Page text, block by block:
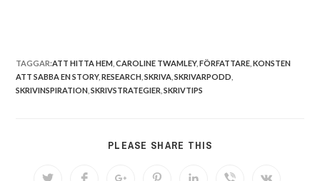
TAGGAR:ATT HITTA HEM ,CAROLINE TWAMLEY,FÖRFATTARE ,KONSTEN
ATT SABBA EN STORY,RESEARCH ,SKRIVA ,SKRIVARPODD
SKRIVINSPIRATION ,SKRIVSTRATEGIER ,SKRIVTIPS
PLEASE SHARE THIS